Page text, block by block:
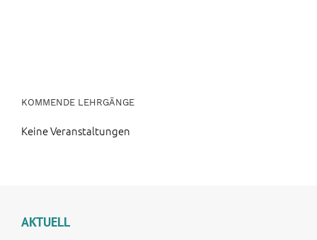
KOMMENDE LEHRGÄNGE
Keine Veranstaltungen
AKTUELL